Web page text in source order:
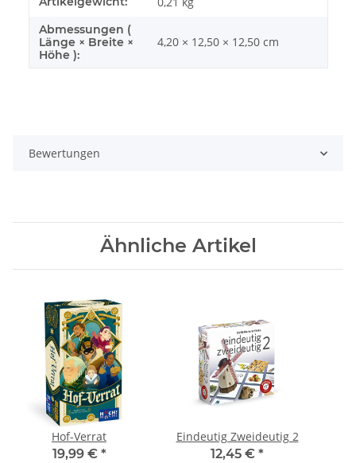
Abmessungen (
Länge × Breite ×
Höhe ):
4,20 × 12,50 × 12,50 cm
Bewertungen
Ähnliche Artikel
Hof-Verrat
19,99 € *
Eindeutig Zweideutig 2
12,45 € *